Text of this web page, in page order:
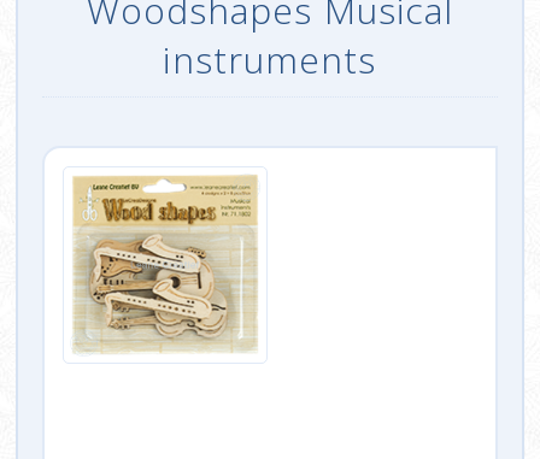
Woodshapes Musical
instruments